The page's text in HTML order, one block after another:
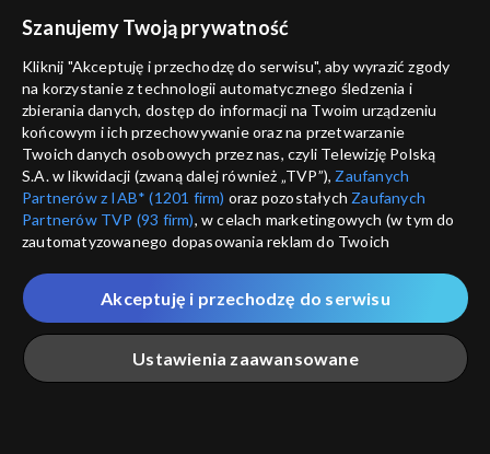
Tanie dranie
Czy wolność ma przyszłość?
Tanie dranie
Mistyka dla każdego?
Tanie dranie
Po co nam Piłsudski?
Tanie dranie
W oparach antyfaszyzmu
Szanujemy Twoją prywatność
Kliknij "Akceptuję i przechodzę do serwisu", aby wyrazić zgody
na korzystanie z technologii automatycznego śledzenia i
zbierania danych, dostęp do informacji na Twoim urządzeniu
końcowym i ich przechowywanie oraz na przetwarzanie
Twoich danych osobowych przez nas, czyli Telewizję Polską
S.A. w likwidacji (zwaną dalej również „TVP”), Zaufanych
Partnerów z IAB* (1201 firm) oraz pozostałych Zaufanych
Partnerów TVP (93 firm), w celach marketingowych (w tym do
zautomatyzowanego dopasowania reklam do Twoich
które wskazujemy poniżej, a także zgody na udostępnianie
przez nas identyfikatora PPID do Google.
Twoje dane osobowe zbierane podczas odwiedzania przez
Ciebie naszych
poszczególnych serwisówzwanych dalej
„Portalem”, w tym informacje zapisywane za pomocą
Ustawienia zaawansowane
Akceptuję i przechodzę do serwisu